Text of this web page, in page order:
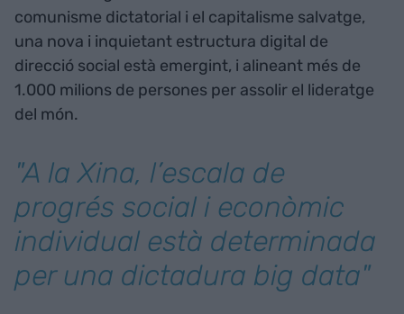
comunisme dictatorial i el capitalisme salvatge,
una nova i inquietant estructura digital de
direcció social està emergint, i alineant més de
1.000 milions de persones per assolir el lideratge
del món.
"A la Xina, l’escala de
progrés social i econòmic
individual està determinada
per una dictadura big data"